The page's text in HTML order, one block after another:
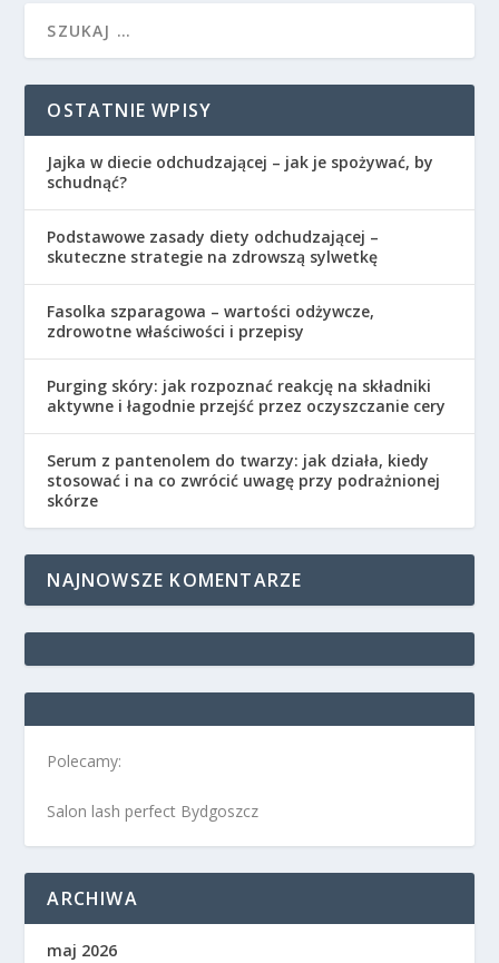
OSTATNIE WPISY
Jajka w diecie odchudzającej – jak je spożywać, by
schudnąć?
Podstawowe zasady diety odchudzającej –
skuteczne strategie na zdrowszą sylwetkę
Fasolka szparagowa – wartości odżywcze,
zdrowotne właściwości i przepisy
Purging skóry: jak rozpoznać reakcję na składniki
aktywne i łagodnie przejść przez oczyszczanie cery
Serum z pantenolem do twarzy: jak działa, kiedy
stosować i na co zwrócić uwagę przy podrażnionej
skórze
NAJNOWSZE KOMENTARZE
Polecamy:
Salon lash perfect Bydgoszcz
ARCHIWA
maj 2026